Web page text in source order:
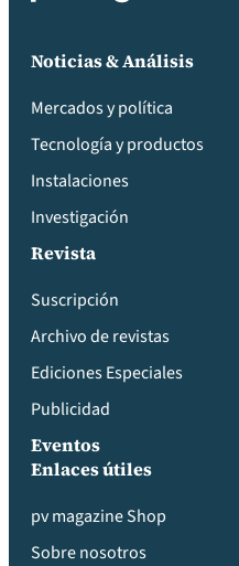
Noticias & Análisis
Mercados y política
Tecnología y productos
Instalaciones
Investigación
Revista
Suscripción
Archivo de revistas
Ediciones Especiales
Publicidad
Eventos
Enlaces útiles
pv magazine Shop
Sobre nosotros